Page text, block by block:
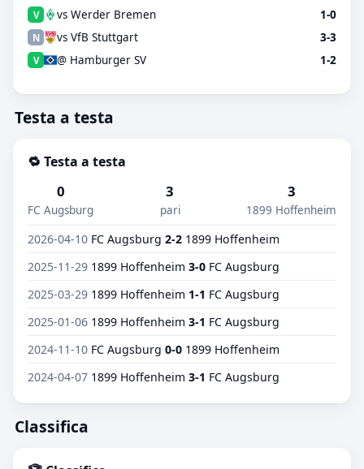
V vs Werder Bremen 1-0
N vs VfB Stuttgart 3-3
V @ Hamburger SV 1-2
Testa a testa
🔁 Testa a testa
0
FC Augsburg
3
pari
3
1899 Hoffenheim
2026-04-10 FC Augsburg 2-2 1899 Hoffenheim
2025-11-29 1899 Hoffenheim 3-0 FC Augsburg
2025-03-29 1899 Hoffenheim 1-1 FC Augsburg
2025-01-06 1899 Hoffenheim 3-1 FC Augsburg
2024-11-10 FC Augsburg 0-0 1899 Hoffenheim
2024-04-07 1899 Hoffenheim 3-1 FC Augsburg
Classifica